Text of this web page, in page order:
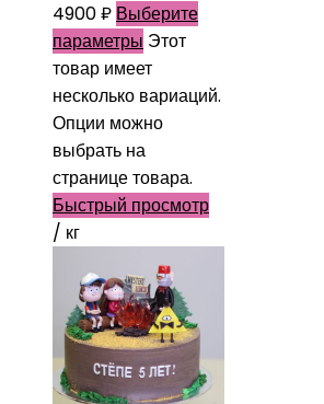
4900₽ Выберите
параметры Этот
товар имеет
несколько вариаций.
Опции можно
выбрать на
странице товара.
Быстрый просмотр
/ кг